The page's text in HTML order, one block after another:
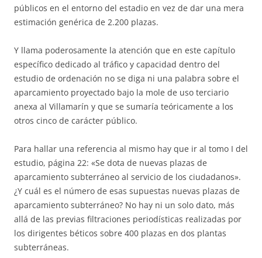
públicos en el entorno del estadio en vez de dar una mera
estimación genérica de 2.200 plazas.
Y llama poderosamente la atención que en este capítulo
específico dedicado al tráfico y capacidad dentro del
estudio de ordenación no se diga ni una palabra sobre el
aparcamiento proyectado bajo la mole de uso terciario
anexa al Villamarín y que se sumaría teóricamente a los
otros cinco de carácter público.
Para hallar una referencia al mismo hay que ir al tomo I del
estudio, página 22: «Se dota de nuevas plazas de
aparcamiento subterráneo al servicio de los ciudadanos».
¿Y cuál es el número de esas supuestas nuevas plazas de
aparcamiento subterráneo? No hay ni un solo dato, más
allá de las previas filtraciones periodísticas realizadas por
los dirigentes béticos sobre 400 plazas en dos plantas
subterráneas.